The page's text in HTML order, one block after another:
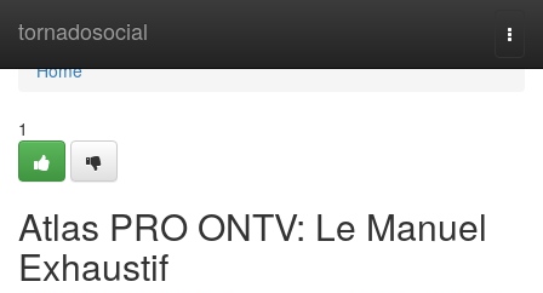
tornadosocial
Home
Home
1
Atlas PRO ONTV: Le Manuel
Exhaustif